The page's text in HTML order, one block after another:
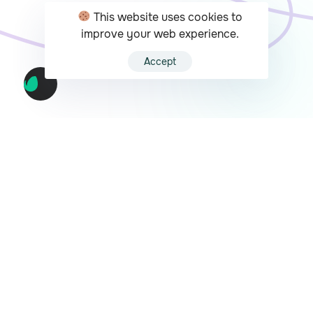
Emma.Creatief, data-driven en
on top of trends.
analyseert, schrijft en publiceert
dan je team kan brainstormen.
This website uses cookies to
improve your web experience.
Accept